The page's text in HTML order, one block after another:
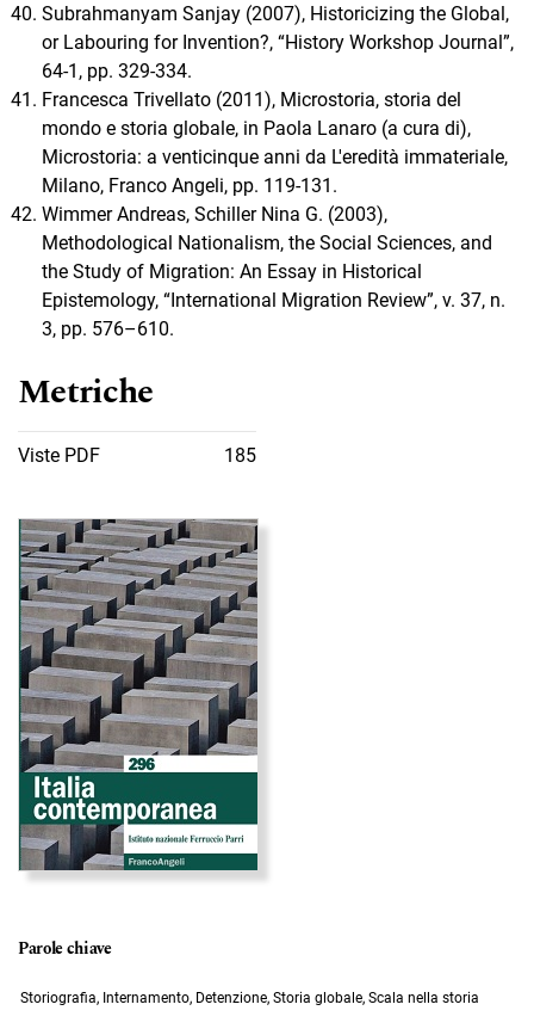
Subrahmanyam Sanjay (2007), Historicizing the Global,
or Labouring for Invention?, “History Workshop Journal”,
64-1, pp. 329-334.
Francesca Trivellato (2011), Microstoria, storia del
mondo e storia globale, in Paola Lanaro (a cura di),
Microstoria: a venticinque anni da L'eredità immateriale,
Milano, Franco Angeli, pp. 119-131.
Wimmer Andreas, Schiller Nina G. (2003),
Methodological Nationalism, the Social Sciences, and
the Study of Migration: An Essay in Historical
Epistemology, “International Migration Review”, v. 37, n.
3, pp. 576–610.
Metriche
Viste PDF 185
Immagine di copertina
Parole chiave
Storiografia, Internamento, Detenzione, Storia globale, Scala nella storia